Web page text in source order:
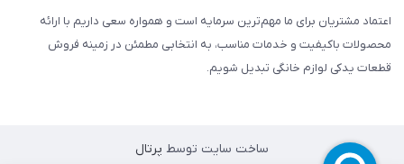
اعتماد مشتریان برای ما مهم‌ترین سرمایه است و همواره سعی داریم با ارائه
محصولات باکیفیت و خدمات مناسب، به انتخابی مطمئن در زمینه فروش
قطعات یدکی لوازم خانگی تبدیل شویم.
ساخت سایت توسط پرتال